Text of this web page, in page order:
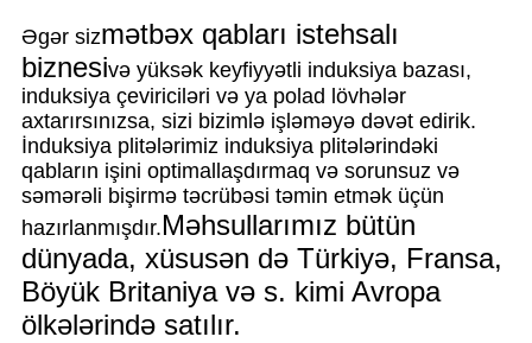
Əgər sizmətbəx qabları istehsalı
biznesivə yüksək keyfiyyətli induksiya bazası,
induksiya çeviriciləri və ya polad lövhələr
axtarırsınızsa, sizi bizimlə işləməyə dəvət edirik.
İnduksiya plitələrimiz induksiya plitələrindəki
qabların işini optimallaşdırmaq və sorunsuz və
səmərəli bişirmə təcrübəsi təmin etmək üçün
hazırlanmışdır.Məhsullarımız bütün
dünyada, xüsusən də Türkiyə, Fransa,
Böyük Britaniya və s. kimi Avropa
ölkələrində satılır.